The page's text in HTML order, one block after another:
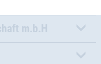
m.b.H